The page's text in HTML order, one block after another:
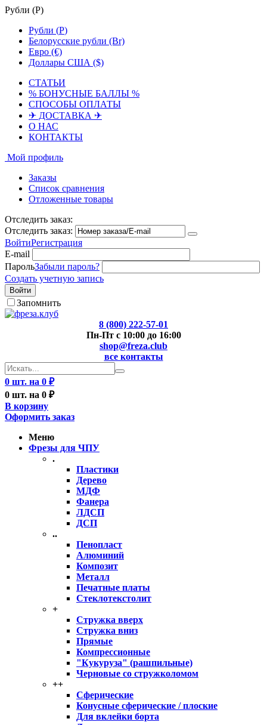
Рубли (Р)
Рубли (Р)
Белорусские рубли (Br)
Евро (€)
Доллары США ($)
СТАТЬИ
% БОНУСНЫЕ БАЛЛЫ %
СПОСОБЫ ОПЛАТЫ
✈ ДОСТАВКА ✈
О НАС
КОНТАКТЫ
Мой профиль
Заказы
Список сравнения
Отложенные товары
Отследить заказ:
Отследить заказ:
ВойтиРегистрация
E-mail
ПарольЗабыли пароль?
Создать учетную запись
Войти
Запомнить
8 (800) 222-57-01
Пн-Пт с 10:00 до 16:00
shop@freza.club
все контакты
0 шт. на 0 ₽
0 шт. на 0 ₽
В корзину
Оформить заказ
Меню
Фрезы для ЧПУ
.
Пластики
Дерево
МДФ
Фанера
ЛДСП
ДСП
..
Пенопласт
Алюминий
Композит
Металл
Печатные платы
Стеклотекстолит
+
Стружка вверх
Стружка вниз
Прямые
Компрессионные
"Кукуруза" (рашпильные)
Черновые со стружколомом
++
Сферические
Конусные сферические / плоские
Для вклейки борта